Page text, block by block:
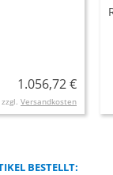
1.056,72 €
Versandkosten
BESTELLT: